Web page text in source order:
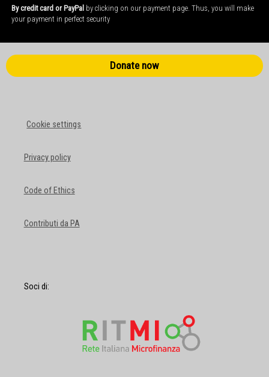
By credit card or PayPal by clicking on our payment page. Thus, you will make
your payment in perfect security
Donate now
Cookie settings
Privacy policy
Code of Ethics
Contributi da PA
Soci di: